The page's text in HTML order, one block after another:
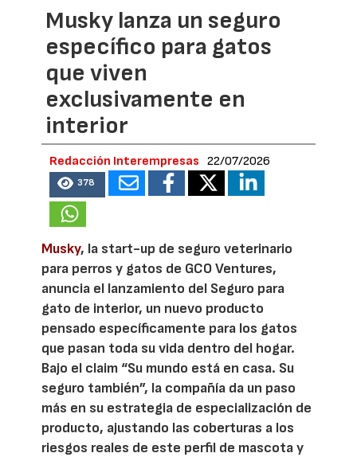
Musky lanza un seguro
específico para gatos
que viven
exclusivamente en
interior
Redacción Interempresas 22/07/2026
378
Musky, la start-up de seguro veterinario
para perros y gatos de GCO Ventures,
anuncia el lanzamiento del Seguro para
gato de interior, un nuevo producto
pensado específicamente para los gatos
que pasan toda su vida dentro del hogar.
Bajo el claim “Su mundo está en casa. Su
seguro también”, la compañía da un paso
más en su estrategia de especialización de
producto, ajustando las coberturas a los
riesgos reales de este perfil de mascota y